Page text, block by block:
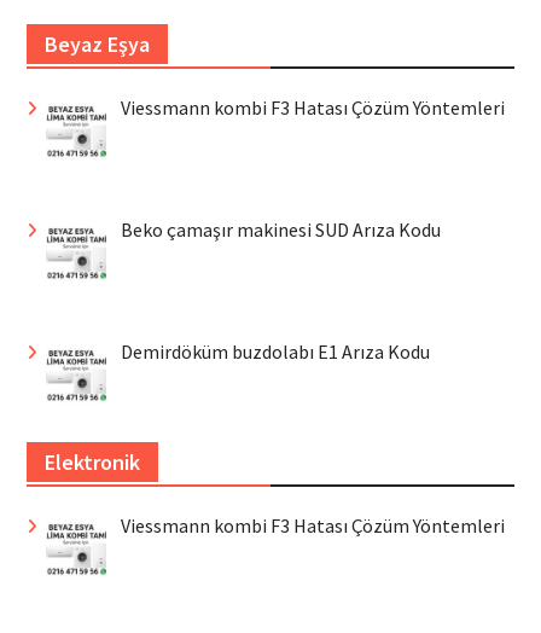
Beyaz Eşya
Viessmann kombi F3 Hatası Çözüm Yöntemleri
Beko çamaşır makinesi SUD Arıza Kodu
Demirdöküm buzdolabı E1 Arıza Kodu
Elektronik
Viessmann kombi F3 Hatası Çözüm Yöntemleri